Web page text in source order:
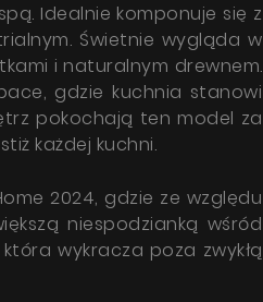
Idealnie komponuje się z
Świetnie wygląda w
i naturalnym drewnem.
gdzie kuchnia stanowi
pokochają ten model za
każdej kuchni.
2024, gdzie ze względu
niespodzianką wśród
wykracza poza zwykłą